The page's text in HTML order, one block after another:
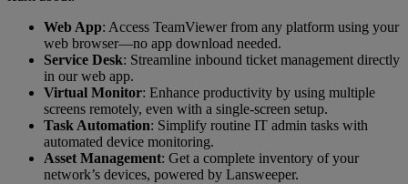
Web App: Access TeamViewer from any platform using your
web browser—no app download needed.
Service Desk: Streamline inbound ticket management directly
in our web app.
Virtual Monitor: Enhance productivity by using multiple
screens remotely, even with a single-screen setup.
Task Automation: Simplify routine IT admin tasks with
automated device monitoring.
Asset Management: Get a complete inventory of your
network’s devices, powered by Lansweeper.